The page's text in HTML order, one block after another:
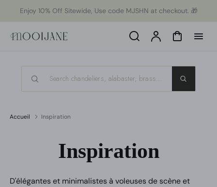
Enjoy 10% Off Sitewide, Use code MJSHN at checkout. 🎁
Search ComptePanier
Accueil Inspiration
Inspiration
D'élégantes et minimalistes à voleuses de scène et